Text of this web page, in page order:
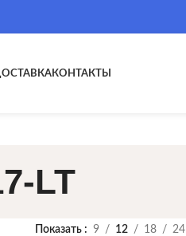
КОНТАКТЫ
LT
Показать 9 12 18 24